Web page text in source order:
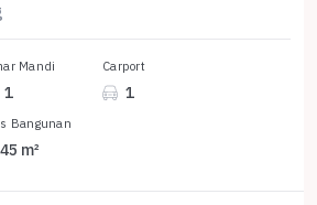
Mandi
1
Carport
1
Bangunan
45 m²